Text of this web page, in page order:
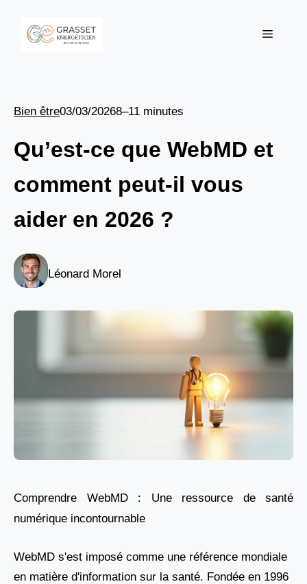
Menu
Bien être03/03/20268–11 minutes
Qu’est-ce que WebMD et
comment peut-il vous
aider en 2026 ?
Léonard Morel
Comprendre WebMD : Une ressource de santé
numérique incontournable
WebMD s'est imposé comme une référence mondiale
en matière d'information sur la santé. Fondée en 1996